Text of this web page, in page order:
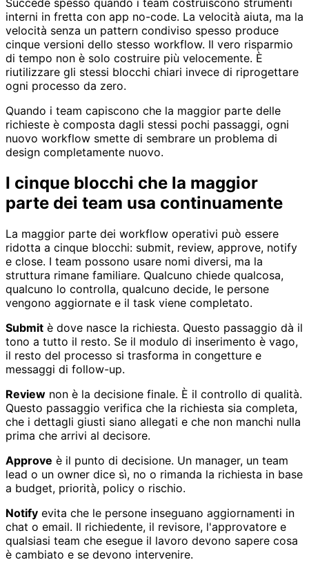
interni in fretta con app no-code. La velocità aiuta, ma la
velocità senza un pattern condiviso spesso produce
cinque versioni dello stesso workflow. Il vero risparmio
di tempo non è solo costruire più velocemente. È
riutilizzare gli stessi blocchi chiari invece di riprogettare
ogni processo da zero.
Quando i team capiscono che la maggior parte delle
richieste è composta dagli stessi pochi passaggi, ogni
nuovo workflow smette di sembrare un problema di
design completamente nuovo.
I cinque blocchi che la maggior
parte dei team usa continuamente
La maggior parte dei workflow operativi può essere
ridotta a cinque blocchi: submit, review, approve, notify
e close. I team possono usare nomi diversi, ma la
struttura rimane familiare. Qualcuno chiede qualcosa,
qualcuno lo controlla, qualcuno decide, le persone
vengono aggiornate e il task viene completato.
Submit è dove nasce la richiesta. Questo passaggio dà il
tono a tutto il resto. Se il modulo di inserimento è vago,
il resto del processo si trasforma in congetture e
messaggi di follow-up.
Review non è la decisione finale. È il controllo di qualità.
Questo passaggio verifica che la richiesta sia completa,
che i dettagli giusti siano allegati e che non manchi nulla
prima che arrivi al decisore.
Approve è il punto di decisione. Un manager, un team
lead o un owner dice sì, no o rimanda la richiesta in base
a budget, priorità, policy o rischio.
Notify evita che le persone inseguano aggiornamenti in
chat o email. Il richiedente, il revisore, l'approvatore e
qualsiasi team che esegue il lavoro devono sapere cosa
è cambiato e se devono intervenire.